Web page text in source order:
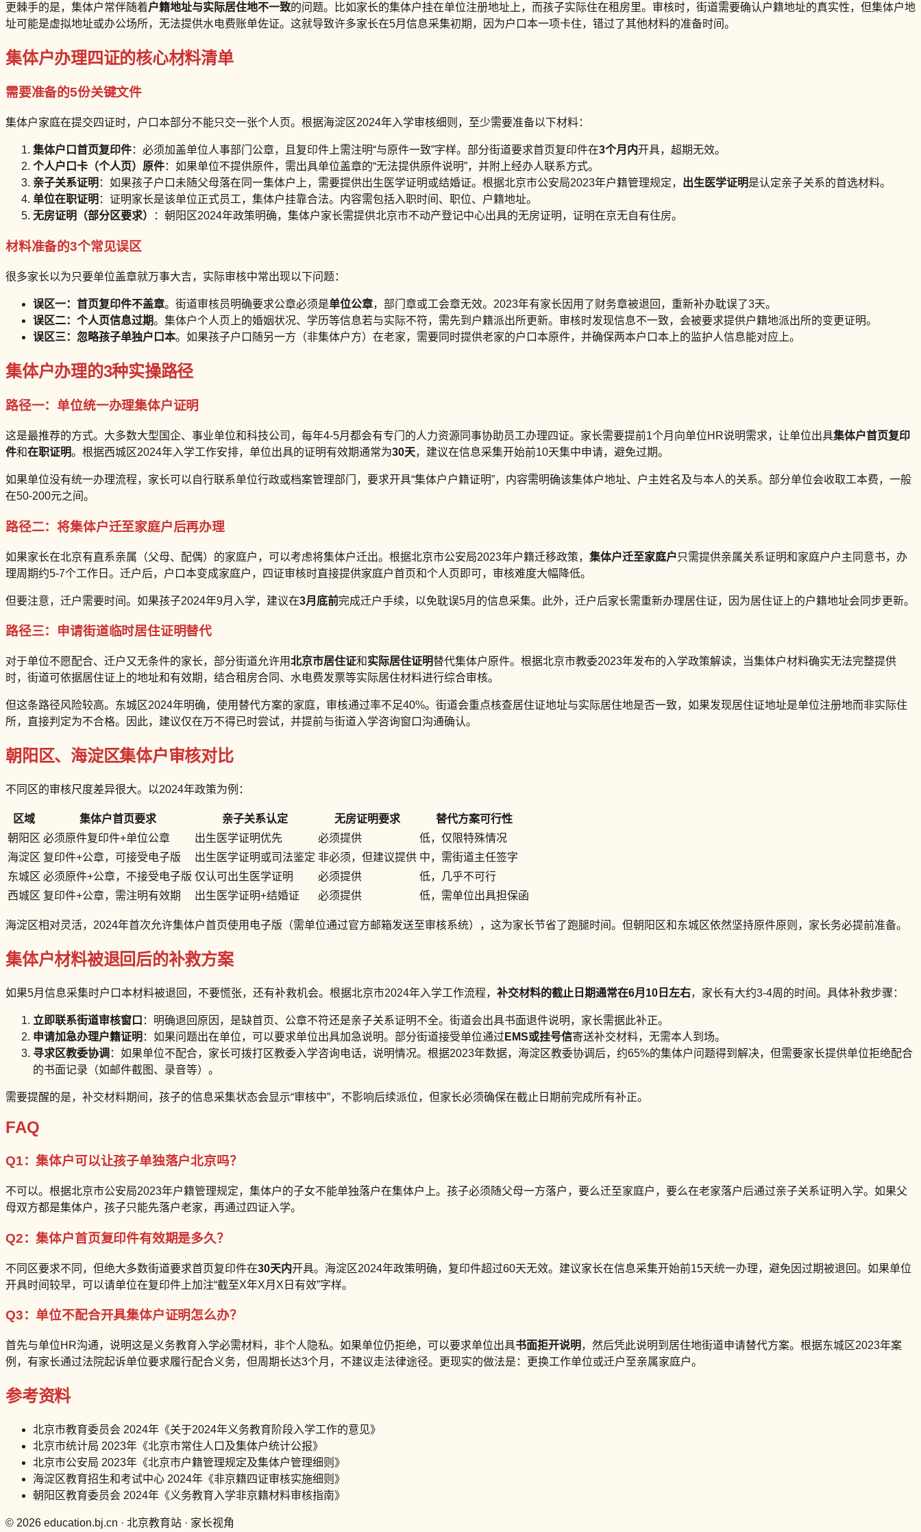
更棘手的是，集体户常伴随着户籍地址与实际居住地不一致的问题。比如家长的集体户挂在单位注册地址上，而孩子实际住在租房里。审核时，街道需要确认户籍地址的真实性，但集体户地
址可能是虚拟地址或办公场所，无法提供水电费账单佐证。这就导致许多家长在5月信息采集初期，因为户口本一项卡住，错过了其他材料的准备时间。
集体户办理四证的核心材料清单
需要准备的5份关键文件
集体户家庭在提交四证时，户口本部分不能只交一张个人页。根据海淀区2024年入学审核细则，至少需要准备以下材料：
集体户口首页复印件：必须加盖单位人事部门公章，且复印件上需注明“与原件一致”字样。部分街道要求首页复印件在3个月内开具，超期无效。
个人户口卡（个人页）原件：如果单位不提供原件，需出具单位盖章的“无法提供原件说明”，并附上经办人联系方式。
亲子关系证明 ：如果孩子户口未随父母落在同一集体户上，需要提供出生医学证明或结婚证。根据北京市公安局2023年户籍管理规定， 出生医学证明是认定亲子关系的首选材料。
单位在职证明 ：证明家长是该单位正式员工，集体户挂靠合法。内容需包括入职时间、职位、户籍地址。
无房证明（部分区要求）
：朝阳区2024年政策明确，集体户家长需提供北京市不动产登记中心出具的无房证明，证明在京无自有住房。
材料准备的3个常见误区
很多家长以为只要单位盖章就万事大吉，实际审核中常出现以下问题：
误区一：首页复印件不盖章。街道审核员明确要求公章必须是单位公章，部门章或工会章无效。2023年有家长因用了财务章被退回，重新补办耽误了3天。
误区二：个人页信息过期。集体户个人页上的婚姻状况、学历等信息若与实际不符，需先到户籍派出所更新。审核时发现信息不一致，会被要求提供户籍地派出所的变更证明。
误区三：忽略孩子单独户口本。如果孩子户口随另一方（非集体户方）在老家，需要同时提供老家的户口本原件，并确保两本户口本上的监护人信息能对应上。
集体户办理的3种实操路径
路径一：单位统一办理集体户证明
这是最推荐的方式。大多数大型国企、事业单位和科技公司，每年4-5月都会有专门的人力资源同事协助员工办理四证。家长需要提前1个月向单位HR说明需求，让单位出具集体户首页复印
件和在职证明。根据西城区2024年入学工作安排，单位出具的证明有效期通常为30天，建议在信息采集开始前10天集中申请，避免过期。
如果单位没有统一办理流程，家长可以自行联系单位行政或档案管理部门，要求开具“集体户户籍证明”，内容需明确该集体户地址、户主姓名及与本人的关系。部分单位会收取工本费，一般
在50-200元之间。
路径二：将集体户迁至家庭户后再办理
如果家长在北京有直系亲属（父母、配偶）的家庭户，可以考虑将集体户迁出。根据北京市公安局2023年户籍迁移政策， 集体户迁至家庭户只需提供亲属关系证明和家庭户户主同意书，办
理周期约5-7个工作日。迁户后，户口本变成家庭户，四证审核时直接提供家庭户首页和个人页即可，审核难度大幅降低。
但要注意，迁户需要时间。如果孩子2024年9月入学，建议在3月底前完成迁户手续，以免耽误5月的信息采集。此外，迁户后家长需重新办理居住证，因为居住证上的户籍地址会同步更新。
路径三：申请街道临时居住证明替代
对于单位不愿配合、迁户又无条件的家长，部分街道允许用北京市居住证和实际居住证明替代集体户原件。根据北京市教委2023年发布的入学政策解读，当集体户材料确实无法完整提供
时，街道可依据居住证上的地址和有效期，结合租房合同、水电费发票等实际居住材料进行综合审核。
但这条路径风险较高。东城区2024年明确，使用替代方案的家庭，审核通过率不足40%。街道会重点核查居住证地址与实际居住地是否一致，如果发现居住证地址是单位注册地而非实际住
所，直接判定为不合格。因此，建议仅在万不得已时尝试，并提前与街道入学咨询窗口沟通确认。
朝阳区、海淀区集体户审核对比
不同区的审核尺度差异很大。以2024年政策为例：
区域 集体户首页要求 亲子关系认定 无房证明要求
替代方案可行性
朝阳区 必须原件复印件+单位公章 出生医学证明优先 必须提供
低，仅限特殊情况
海淀区 复印件+公章，可接受电子版 出生医学证明或司法鉴定 非必须，但建议提供 中，需街道主任签字
东城区 必须原件+公章，不接受电子版 仅认可出生医学证明 必须提供
低，几乎不可行
西城区 复印件+公章，需注明有效期 出生医学证明+结婚证 必须提供 低，需单位出具担保函
海淀区相对灵活，2024年首次允许集体户首页使用电子版（需单位通过官方邮箱发送至审核系统），这为家长节省了跑腿时间。但朝阳区和东城区依然坚持原件原则，家长务必提前准备。
集体户材料被退回后的补救方案
如果5月信息采集时户口本材料被退回，不要慌张，还有补救机会。根据北京市2024年入学工作流程， 补交材料的截止日期通常在6月10日左右，家长有大约3-4周的时间。具体补救步骤：
立即联系街道审核窗口 ：明确退回原因，是缺首页、公章不符还是亲子关系证明不全。街道会出具书面退件说明，家长需据此补正。
申请加急办理户籍证明 ：如果问题出在单位，可以要求单位出具加急说明。部分街道接受单位通过 EMS或挂号信寄送补交材料，无需本人到场。
寻求区教委协调 ：如果单位不配合，家长可拨打区教委入学咨询电话，说明情况。根据2023年数据，海淀区教委协调后，约65%的集体户问题得到解决，但需要家长提供单位拒绝配合
的书面记录（如邮件截图、录音等）。
需要提醒的是，补交材料期间，孩子的信息采集状态会显示“审核中”，不影响后续派位，但家长必须确保在截止日期前完成所有补正。
FAQ
Q1：集体户可以让孩子单独落户北京吗？
不可以。根据北京市公安局2023年户籍管理规定，集体户的子女不能单独落户在集体户上。孩子必须随父母一方落户，要么迁至家庭户，要么在老家落户后通过亲子关系证明入学。如果父
母双方都是集体户，孩子只能先落户老家，再通过四证入学。
Q2：集体户首页复印件有效期是多久？
不同区要求不同，但绝大多数街道要求首页复印件在30天内开具。海淀区2024年政策明确，复印件超过60天无效。建议家长在信息采集开始前15天统一办理，避免因过期被退回。如果单位
开具时间较早，可以请单位在复印件上加注“截至X年X月X日有效”字样。
Q3：单位不配合开具集体户证明怎么办？
首先与单位HR沟通，说明这是义务教育入学必需材料，非个人隐私。如果单位仍拒绝，可以要求单位出具书面拒开说明 ，然后凭此说明到居住地街道申请替代方案。根据东城区2023年案
例，有家长通过法院起诉单位要求履行配合义务，但周期长达3个月，不建议走法律途径。更现实的做法是：更换工作单位或迁户至亲属家庭户。
参考资料
北京市教育委员会 2024年《关于2024年义务教育阶段入学工作的意见》
北京市统计局 2023年《北京市常住人口及集体户统计公报》
北京市公安局 2023年《北京市户籍管理规定及集体户管理细则》
海淀区教育招生和考试中心 2024年《非京籍四证审核实施细则》
朝阳区教育委员会 2024年《义务教育入学非京籍材料审核指南》
© 2026 education.bj.cn · 北京教育站 · 家长视角